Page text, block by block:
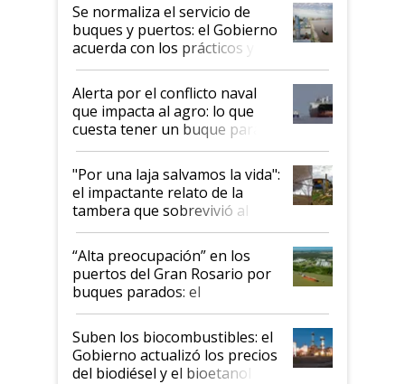
Se normaliza el servicio de
buques y puertos: el Gobierno
acuerda con los prácticos y
suspende el decreto de
desregulación
Alerta por el conflicto naval
que impacta al agro: lo que
cuesta tener un buque parado
y el peligro de que Argentina
pase a ser "país sucio"
"Por una laja salvamos la vida":
el impactante relato de la
tambera que sobrevivió al
tornado
“Alta preocupación” en los
puertos del Gran Rosario por
buques parados: el
funcionamiento de las
exportadoras en tensión tras
la medida de fuerza de los
prácticos
Suben los biocombustibles: el
Gobierno actualizó los precios
del biodiésel y el bioetanol